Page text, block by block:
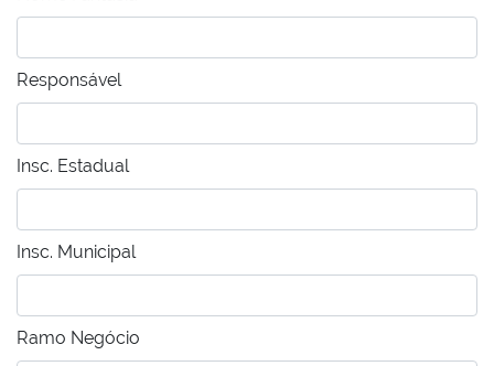
Responsável
Insc. Estadual
Insc. Municipal
Ramo Negócio